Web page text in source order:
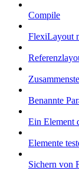
Compile
FlexiLayout
Benannte
Ein Element
Elemente
Sichern von